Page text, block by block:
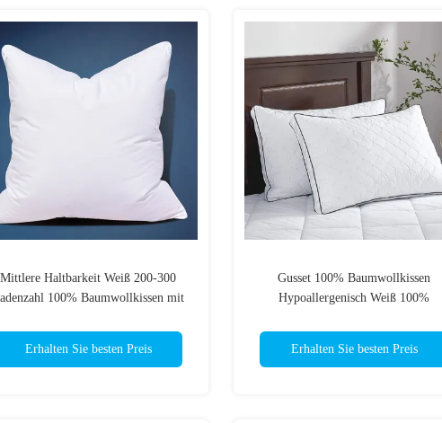
Mittlere Haltbarkeit Weiß 200-300
100% Baumwollkissen mit
Erhalten Sie besten Preis
Gusset 100% Baumwollkissen
Hypoallergenisch Weiß 100%
Erhalten Sie besten Preis